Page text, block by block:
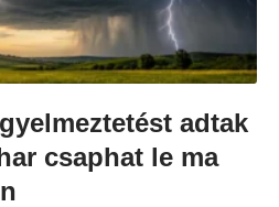
adtak
csaphat le ma